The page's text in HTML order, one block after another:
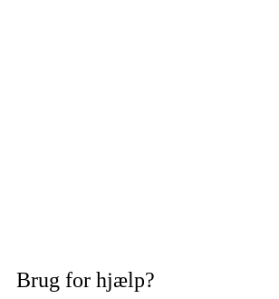
Brug for hjælp?